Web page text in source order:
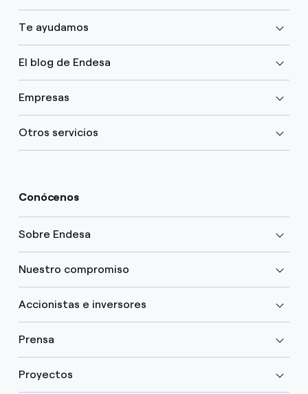
Te ayudamos
El blog de Endesa
Empresas
Otros servicios
Conócenos
Sobre Endesa
Nuestro compromiso
Accionistas e inversores
Prensa
Proyectos